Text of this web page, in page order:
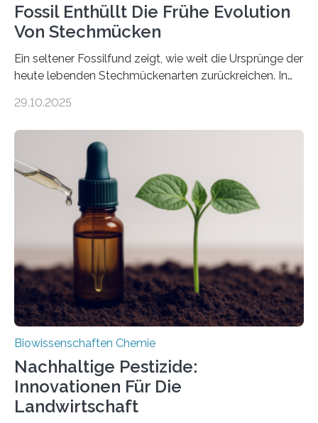
Fossil Enthüllt Die Frühe Evolution
Von Stechmücken
Ein seltener Fossilfund zeigt, wie weit die Ursprünge der
heute lebenden Stechmückenarten zurückreichen. In
Forschende die bisher älteste bekannte Stechmücken-
Region Kachin in Myanmar und hat sich in
ausgezeichnetem Zustand erhalten. Es konnte als neue
Art einer neuen Gattung beschrieben werden und trägt
nun den Namen Cretosabethes primaevus. Dieser erste
fossile Nachweis einer Stechmückenlarve in Bernstein
stellt gleichzeitig den ersten Fossilfund einer
Mückenlarve aus dem Mesozoikum dar, denn…
29.10.2025
Biowissenschaften Chemie
Nachhaltige Pestizide:
Innovationen Für Die
Landwirtschaft